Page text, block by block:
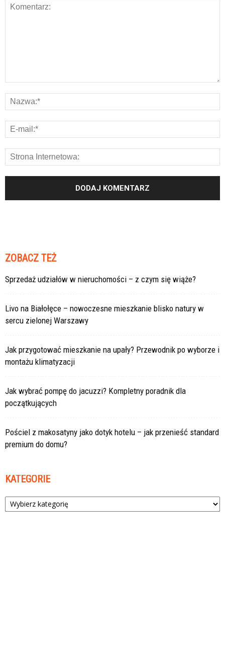
ZOBACZ TEŻ
Sprzedaż udziałów w nieruchomości – z czym się wiąże?
Livo na Białołęce – nowoczesne mieszkanie blisko natury w
sercu zielonej Warszawy
Jak przygotować mieszkanie na upały? Przewodnik po wyborze i
montażu klimatyzacji
Jak wybrać pompę do jacuzzi? Kompletny poradnik dla
początkujących
Pościel z makosatyny jako dotyk hotelu – jak przenieść standard
premium do domu?
KATEGORIE
Kategorie